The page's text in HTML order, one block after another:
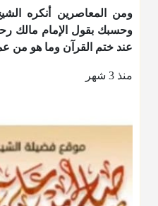
ومن المعاصرين أنكره
وحسبك بقول الإمام مالك
عند ختم القرآن وما هو من
منذ 3 شهر